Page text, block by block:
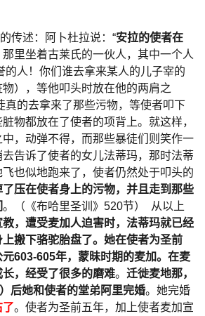
传述：阿卜杜拉说： “安拉的使者在
那里坐着古莱氏的一伙人，其中一个人
的人！你们谁去拿来某人的儿子宰的
），等他叩头时放在他的两肩之
真的去拿来了那些污物，等使者叩下
物都放在了使者的项背上。就这样，
，动弹不得，而那些暴徒们则笑作一
告诉了使者的女儿法蒂玛，那时法蒂
也似地跑来了，使者仍然处于叩头的
了压在使者身上的污物，并且走到那些
。（《布哈里圣训》 520节）
从以上
，遭受麦加人迫害时，法蒂玛就已经
搬下骆驼胎盘了。她在使者为圣前
元603-605年，蒙昧时期的麦加。在麦
，经受了很多的磨难。 迁徙麦地那，
后她和使者的堂弟阿里完婚。她完婚
了。使者为圣前五年，加上使者麦加宣